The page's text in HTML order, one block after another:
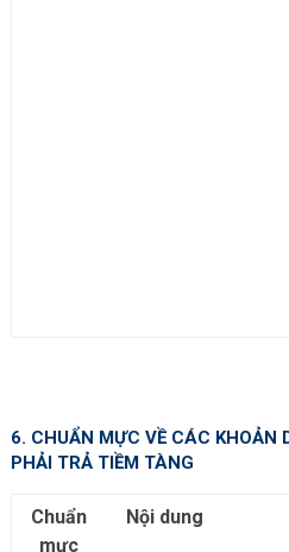
6. CHUẨN MỰC VỀ CÁC KHOẢN
PHẢI TRẢ TIỀM TÀNG
Chuẩn
mực
Nội dung